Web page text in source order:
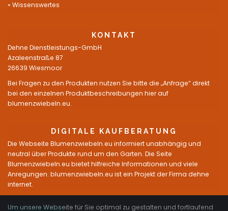
Wissenswertes
KONTAKT
Dehne Dienstleistungs-GmbH
Azaleenstraße 87
26639 Wiesmoor
Bei Fragen zu den Produkten nutzen Sie bitte die „Anfrage“ direkt
bei den einzelnen Produktbeschreibungen hier auf
blumenzwiebeln.eu.
DIGITALE KAUFBERATUNG
Die Webseite Blumenzwiebeln.eu informiert unabhängig und
neutral über Produkte rund um den Garten. Die Seite
Blumenzwiebeln.eu bietet hilfreiche Informationen und viele
Anregungen. blumenzwiebeln.eu ist ein Projekt der Firma dehne
internet.
Um unsere Webseite für Sie optimal zu gestalten und fortlaufend